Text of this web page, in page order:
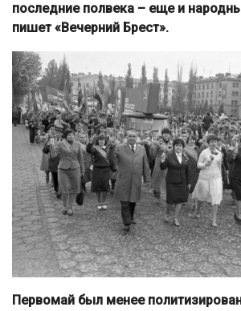
последние полвека – еще и
пишет «Вечерний Брест».
Первомай был менее